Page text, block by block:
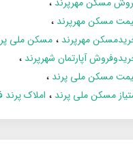
مسکن مهرپرند
مهرپرند
مسکن ملی
آپارتمان شهرپرند
مسکن ملی پرند
مسکن ملی پرند
املاک پرند